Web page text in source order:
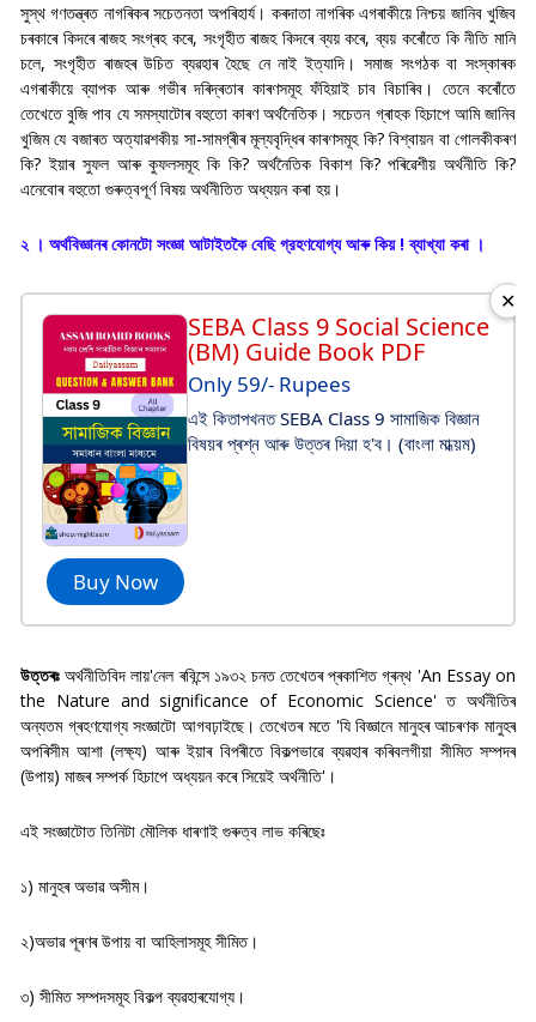
সুস্থ গণতন্ত্ৰত নাগৰিকৰ সচেতনতা অপৰিহাৰ্য। কৰদাতা নাগৰিক এগৰাকীয়ে নিশ্চয় জানিব খুজিব
চৰকাৰে কিদৰে ৰাজহ সংগ্ৰহ কৰে, সংগৃহীত ৰাজহ কিদৰে ব্যয় কৰে, ব্যয় কৰোঁতে কি নীতি মানি
চলে, সংগৃহীত ৰাজহৰ উচিত ব্যৱহাৰ হৈছে নে নাই ইত্যাদি। সমাজ সংগঠক বা সংস্কাৰক
এগৰাকীয়ে ব্যাপক আৰু গভীৰ দৰিদ্ৰতাৰ কাৰণসমূহ ফঁহিয়াই চাব বিচাৰিব। তেনে কৰোঁতে
তেখেতে বুজি পাব যে সমস্যাটোৰ বহুতো কাৰণ অৰ্থনৈতিক। সচেতন গ্ৰাহক হিচাপে আমি জানিব
খুজিম যে বজাৰত অত্যাৱশকীয় সা-সামগ্ৰীৰ মূল্যবৃদ্ধিৰ কাৰণসমূহ কি? বিশ্বায়ন বা গোলকীকৰণ
কি? ইয়াৰ সুফল আৰু কুফলসমূহ কি কি? অৰ্থনৈতিক বিকাশ কি? পৰিৱেশীয় অৰ্থনীতি কি?
এনেবোৰ বহুতো গুৰুত্বপূৰ্ণ বিষয় অৰ্থনীতিত অধ্যয়ন কৰা হয়।
২ । অৰ্থবিজ্ঞানৰ কোনটো সংজ্ঞা আটাইতকৈ বেছি গ্রহণযােগ্য আৰু কিয় ! ব্যাখ্যা কৰা ।
Buy Now
SEBA Class 9 Social Science
(BM) Guide Book PDF
Only 59/- Rupees
এই কিতাপখনত SEBA Class 9 সামাজিক বিজ্ঞান
বিষয়ৰ প্ৰশ্ন আৰু উত্তৰ দিয়া হ'ব। (বাংলা মাধ্য়ম)
✕
উত্তৰঃ অৰ্থনীতিবিদ লায়'নেল ৰবিন্সে ১৯৩২ চনত তেখেতৰ প্ৰকাশিত গ্ৰন্থ 'An Essay on
the Nature and significance of Economic Science' ত অৰ্থনীতিৰ
অন্যতম গ্ৰহণযোগ্য সংজ্ঞাটো আগবঢ়াইছে। তেখেতৰ মতে 'যি বিজ্ঞানে মানুহৰ আচৰণক মানুহৰ
অপৰিসীম আশা (লক্ষ্য) আৰু ইয়াৰ বিপৰীতে বিকল্পভাৱে ব্যৱহাৰ কৰিবলগীয়া সীমিত সম্পদৰ
(উপায়) মাজৰ সম্পৰ্ক হিচাপে অধ্যয়ন কৰে সিয়েই অৰ্থনীতি'।
এই সংজ্ঞাটোত তিনিটা মৌলিক ধাৰণাই গুৰুত্ব লাভ কৰিছেঃ
১) মানুহৰ অভাৱ অসীম।
২)অভাৱ পূৰণৰ উপায় বা আহিলাসমূহ সীমিত।
৩) সীমিত সম্পদসমূহ বিকল্প ব্যৱহাৰযোগ্য।